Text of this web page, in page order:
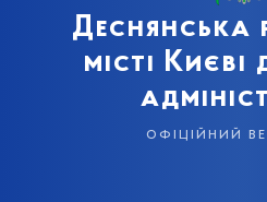
Деснянська
місті
офіційний